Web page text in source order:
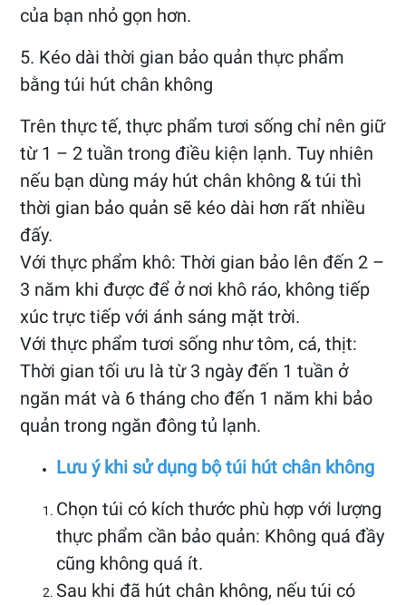
của bạn nhỏ gọn hơn.
5. Kéo dài thời gian bảo quản thực phẩm
bằng túi hút chân không
Trên thực tế, thực phẩm tươi sống chỉ nên giữ
từ 1 – 2 tuần trong điều kiện lạnh. Tuy nhiên
nếu bạn dùng máy hút chân không & túi thì
thời gian bảo quản sẽ kéo dài hơn rất nhiều
đấy.
Với thực phẩm khô: Thời gian bảo lên đến 2 –
3 năm khi được để ở nơi khô ráo, không tiếp
xúc trực tiếp với ánh sáng mặt trời.
Với thực phẩm tươi sống như tôm, cá, thịt:
Thời gian tối ưu là từ 3 ngày đến 1 tuần ở
ngăn mát và 6 tháng cho đến 1 năm khi bảo
quản trong ngăn đông tủ lạnh.
Lưu ý khi sử dụng bộ túi hút chân không
Chọn túi có kích thước phù hợp với lượng
thực phẩm cần bảo quản: Không quá đầy
cũng không quá ít.
Sau khi đã hút chân không, nếu túi có